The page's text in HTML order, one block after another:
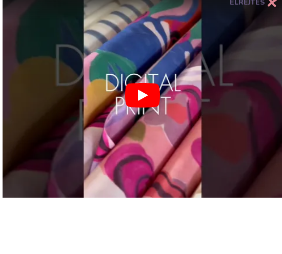
ELREJTÉS